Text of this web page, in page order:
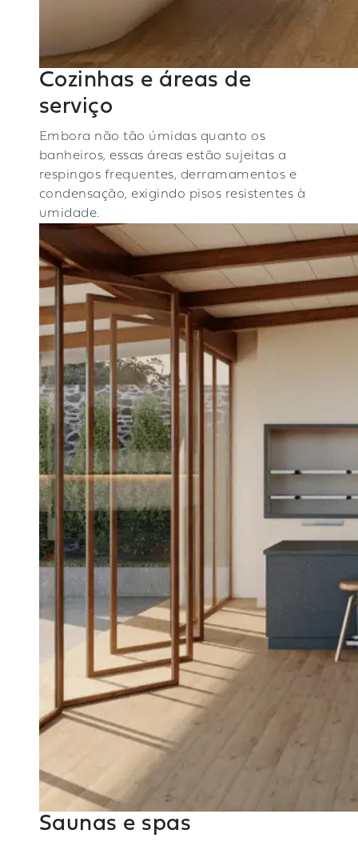
Cozinhas e áreas de
serviço
Embora não tão úmidas quanto os
banheiros, essas áreas estão sujeitas a
respingos frequentes, derramamentos e
condensação, exigindo pisos resistentes à
umidade.
Saunas e spas